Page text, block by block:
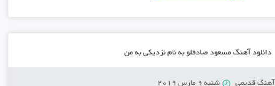
دانلود آهنگ مسعود صادقلو به نام نزدیکی به من
آهنگ قدیمی شنبه 9 مارس 2019